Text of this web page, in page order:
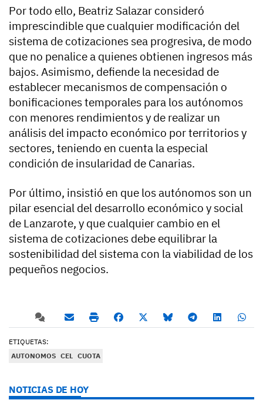
Por todo ello, Beatriz Salazar consideró
imprescindible que cualquier modificación del
sistema de cotizaciones sea progresiva, de modo
que no penalice a quienes obtienen ingresos más
bajos. Asimismo, defiende la necesidad de
establecer mecanismos de compensación o
bonificaciones temporales para los autónomos
con menores rendimientos y de realizar un
análisis del impacto económico por territorios y
sectores, teniendo en cuenta la especial
condición de insularidad de Canarias.
Por último, insistió en que los autónomos son un
pilar esencial del desarrollo económico y social
de Lanzarote, y que cualquier cambio en el
sistema de cotizaciones debe equilibrar la
sostenibilidad del sistema con la viabilidad de los
pequeños negocios.
ETIQUETAS:
AUTONOMOS CEL CUOTA
NOTICIAS DE HOY